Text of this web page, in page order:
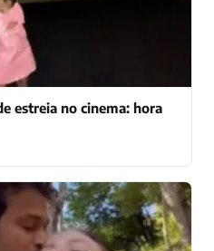
estreia no cinema: hora